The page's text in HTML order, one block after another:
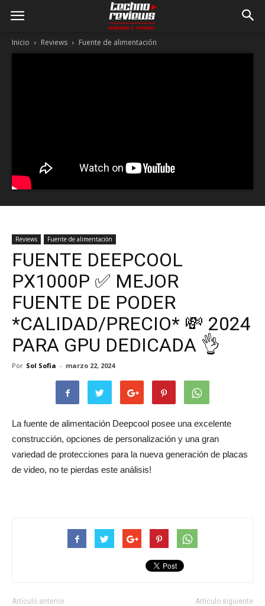
Inicio Reviews Fuente de alimentación
Reviews Fuente de alimentación
FUENTE DEEPCOOL
PX1000P ✅ MEJOR
FUENTE DE PODER
*CALIDAD/PRECIO* 💸 2024
PARA GPU DEDICADA 👌
Por Sol Sofia - marzo 22, 2024
La fuente de alimentación Deepcool posee una excelente
construcción, opciones de personalización y una gran
variedad de protecciones para la nueva generación de placas
de video, no te pierdas este análisis!
Artículo anterior Artículo siguiente